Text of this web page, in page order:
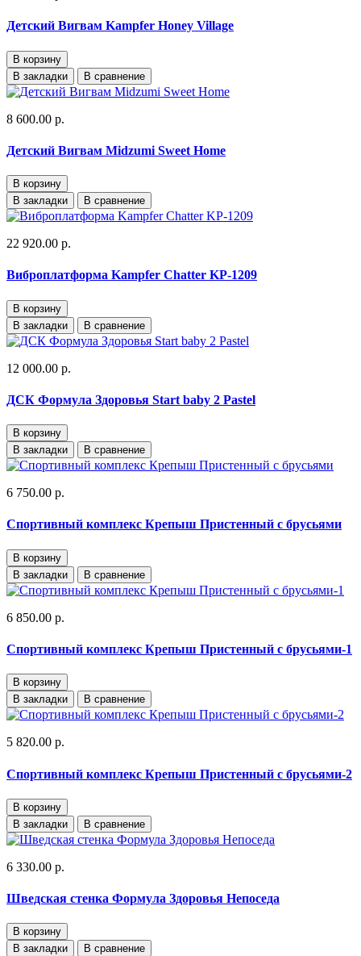
Детский Вигвам Kampfer Honey Village
В корзину
В закладки
В сравнение
8 600.00 р.
Детский Вигвам Midzumi Sweet Home
В корзину
В закладки
В сравнение
22 920.00 р.
Виброплатформа Kampfer Chatter KP-1209
В корзину
В закладки
В сравнение
12 000.00 р.
ДСК Формула Здоровья Start baby 2 Pastel
В корзину
В закладки
В сравнение
6 750.00 р.
Спортивный комплекс Крепыш Пристенный с брусьями
В корзину
В закладки
В сравнение
6 850.00 р.
Спортивный комплекс Крепыш Пристенный с брусьями-1
В корзину
В закладки
В сравнение
5 820.00 р.
Спортивный комплекс Крепыш Пристенный с брусьями-2
В корзину
В закладки
В сравнение
6 330.00 р.
Шведская стенка Формула Здоровья Непоседа
В корзину
В закладки
В сравнение